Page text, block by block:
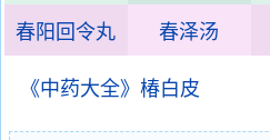
春阳回令丸 春泽汤
《中药大全》椿白皮